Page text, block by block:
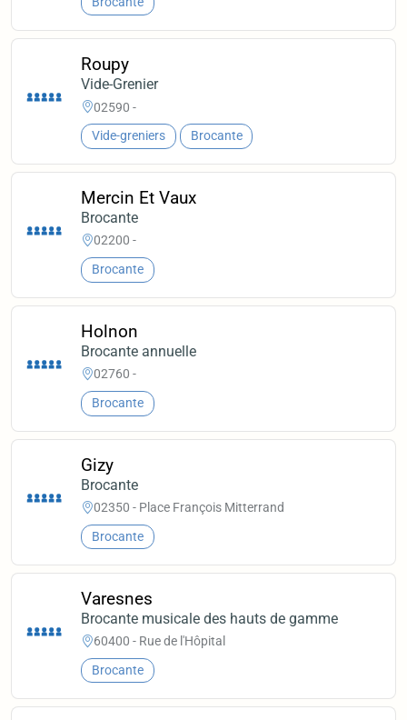
Roupy
Vide-Grenier
02590 -
Vide-greniers Brocante
Mercin Et Vaux
Brocante
02200 -
Brocante
Holnon
Brocante annuelle
02760 -
Brocante
Gizy
Brocante
02350 - Place François Mitterrand
Brocante
Varesnes
Brocante musicale des hauts de gamme
60400 - Rue de l'Hôpital
Brocante